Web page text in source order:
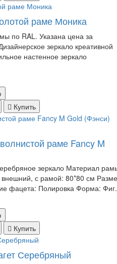
раме Моника
по RAL. Указана цена за
зеркало креативной
настенное зеркало
Купить
раме Fancy M
зеркало Материал
с рамой: 80*80 см
фацета: Полировка Форма:
Купить
Серебряный